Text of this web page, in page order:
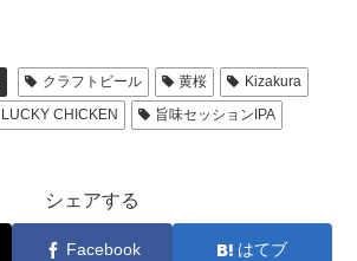
クラフトビール 黄桜
Kizakura
LUCKY CHICKEN
旨味セッションIPA
シェアする
Facebook はてブ